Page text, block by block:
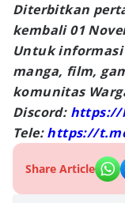
Diterbitkan
kembali 01
Untuk informasi
manga, film,
komunitas
Discord: https://
Tele:https://
Share Article